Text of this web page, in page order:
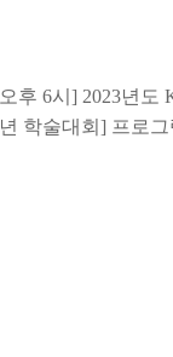
후 6시] 2023년도
학술대회] 프로